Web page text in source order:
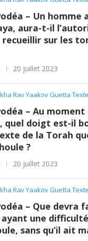
– Un
aura-t-il
sur les
20 juillet 2023
Rav Yaakov Guetta Texte
– Au
quel doigt est-il
de la Torah
?
20 juillet 2023
Rav Yaakov Guetta Texte
– Que devra
une
sans qu’il ait